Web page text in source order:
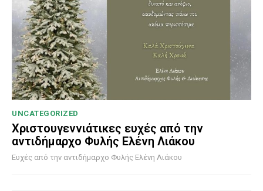
UNCATEGORIZED
Χριστουγεννιάτικες ευχές από την
αντιδήμαρχο Φυλής Ελένη Λιάκου